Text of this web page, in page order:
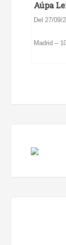
Aúpa
Del 27/09/
Madrid –